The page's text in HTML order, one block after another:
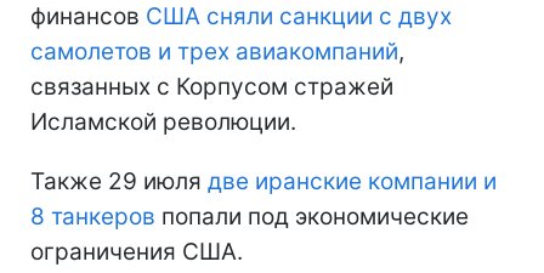
финансов США сняли санкции с двух
самолетов и трех авиакомпаний,
связанных с Корпусом стражей
Исламской революции.
Также 29 июля две иранские компании и
8 танкеров попали под экономические
ограничения США.